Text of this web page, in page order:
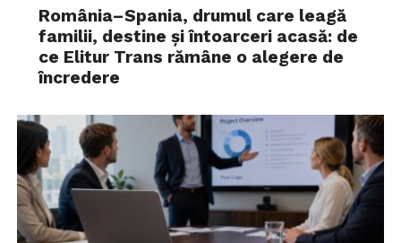
România–Spania, drumul care leagă
familii, destine și întoarceri acasă: de
ce Elitur Trans rămâne o alegere de
încredere